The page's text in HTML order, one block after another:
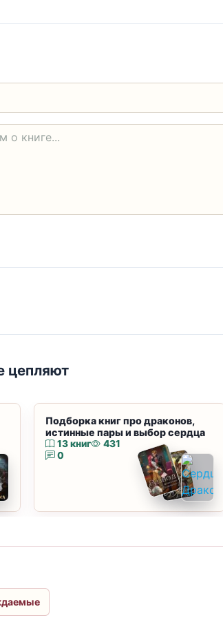
цепляют
Подборка книг про драконов,
истинные пары и выбор сердца
13 книг
431
0